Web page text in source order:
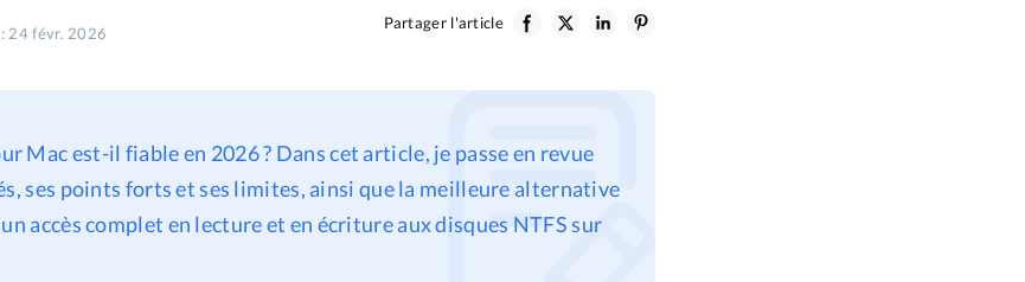
24 févr. 2026
Partager l'article
Mac est-il fiable en 2026 ? Dans cet article, je passe en revue
ses points forts et ses limites, ainsi que la meilleure alternative
accès complet en lecture et en écriture aux disques NTFS sur